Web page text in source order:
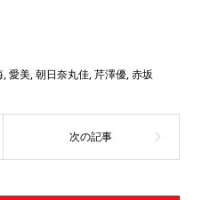
,愛美,朝日奈丸佳,芹澤優,赤坂